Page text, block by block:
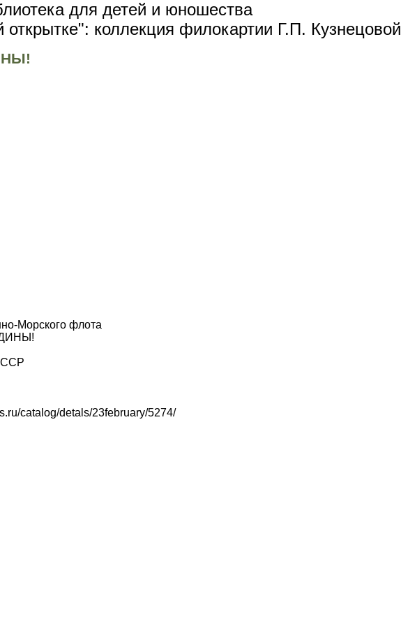
для детей и юношества
открытке": коллекция филокартии Г.П. Кузнецовой
Морского флота
catalog/detals/23february/5274/